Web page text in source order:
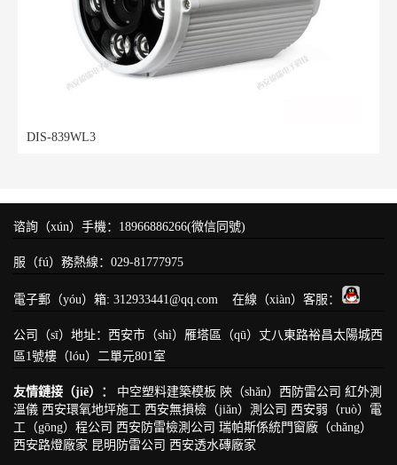
DIS-839WL3
谘詢（xún）手機：18966886266(微信同號)
服（fú）務熱線：029-81777975
電子郵（yóu）箱: 312933441@qq.com 在線（xiàn）客服：
公司（sī）地址：西安市（shì）雁塔區（qū）丈八東路裕昌太陽城西
區1號樓（lóu）二單元801室
友情鏈接（jiē）： 中空塑料建築模板 陝（shǎn）西防雷公司 紅外測
溫儀 西安環氧地坪施工 西安無損檢（jiǎn）測公司 西安弱（ruò）電
工（gōng）程公司 西安防雷檢測公司 瑞帕斯係統門窗廠（chǎng）
西安路燈廠家 昆明防雷公司 西安透水磚廠家